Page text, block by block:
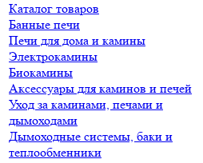
Каталог товаров
Банные печи
Печи для дома и камины
Электрокамины
Биокамины
Аксессуары для каминов и печей
Уход за каминами, печами и
дымоходами
Дымоходные системы, баки и
теплообменники